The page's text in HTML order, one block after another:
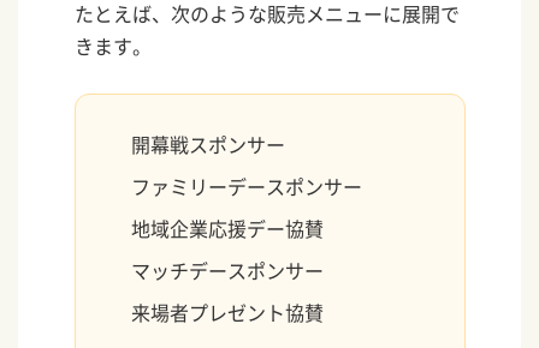
たとえば、次のような販売メニューに展開で
きます。
開幕戦スポンサー
ファミリーデースポンサー
地域企業応援デー協賛
マッチデースポンサー
来場者プレゼント協賛